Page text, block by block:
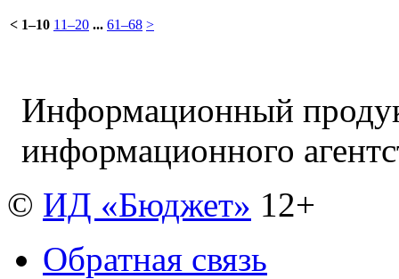
< 1–10 11–20 ... 61–68 >
Информационный
информационного
© ИД «Бюджет» 12+
Обратная связь